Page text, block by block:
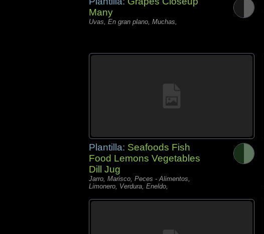
Many
Uvas, En gran plano, Muchas,
Plantilla: Seafoods Fish
Food Lemons Vegetables
Dill Jug
Jarro, Marisco, Peces - Alimentos,
Limonero, Verdura, Eneldo,